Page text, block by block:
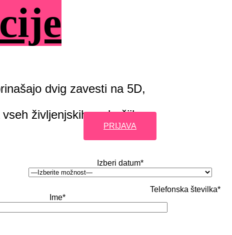
dvig zavesti na 5D,
življenjskih področjih.
PRIJAVA
Izberi datum*
Ime*
Telefonska številka*